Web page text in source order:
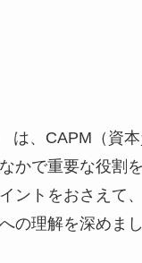
は、CAPM（資
かで重要な役割
ントをおさえて
の理解を深めまし